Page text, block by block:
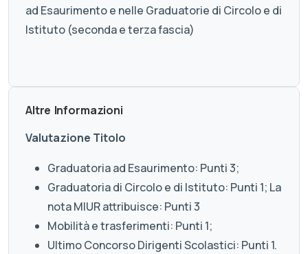
ad Esaurimento e nelle Graduatorie di Circolo e di
Istituto (seconda e terza fascia)
Altre Informazioni
Valutazione Titolo
Graduatoria ad Esaurimento: Punti 3;
Graduatoria di Circolo e di Istituto: Punti 1; La
nota MIUR attribuisce: Punti 3
Mobilità e trasferimenti: Punti 1;
Ultimo Concorso Dirigenti Scolastici: Punti 1.